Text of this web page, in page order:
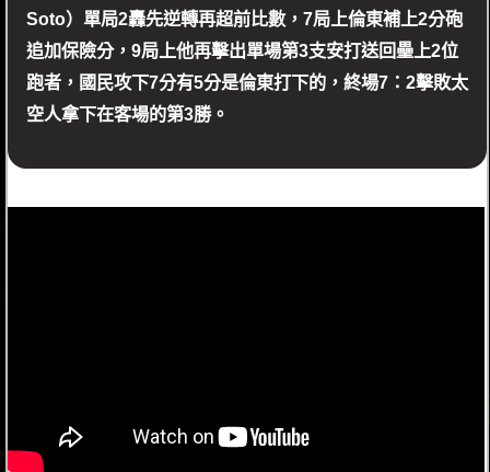
Soto）單局2轟先逆轉再超前比數，7局上倫東補上2分砲
追加保險分，9局上他再擊出單場第3支安打送回壘上2位
跑者，國民攻下7分有5分是倫東打下的，終場7：2擊敗太
空人拿下在客場的第3勝。